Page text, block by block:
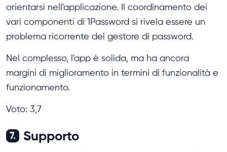
orientarsi nell'applicazione. Il coordinamento dei
vari componenti di 1Password si rivela essere un
problema ricorrente del gestore di password.
Nel complesso, l'app è solida, ma ha ancora
margini di miglioramento in termini di funzionalità e
funzionamento.
Voto: 3,7
7. Supporto